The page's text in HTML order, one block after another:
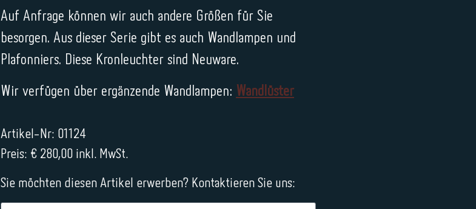
Auf Anfrage können wir auch andere Größen für Sie
besorgen. Aus dieser Serie gibt es auch Wandlampen und
Plafonniers. Diese Kronleuchter sind Neuware.
Wir verfügen über ergänzende Wandlampen: Wandlüster
Artikel-Nr: 01124
Preis: € 280,00 inkl. MwSt.
Sie möchten diesen Artikel erwerben? Kontaktieren Sie uns: